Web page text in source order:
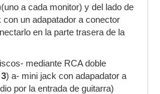
a cada monitor) y del lado de
con un adapatador a conector
en la parte trasera de la
mediante RCA doble
) a- mini jack con adapadator a
por la entrada de guitarra)